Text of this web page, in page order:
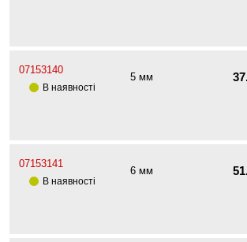
07153140
В наявності
5 мм
07153141
В наявності
6 мм